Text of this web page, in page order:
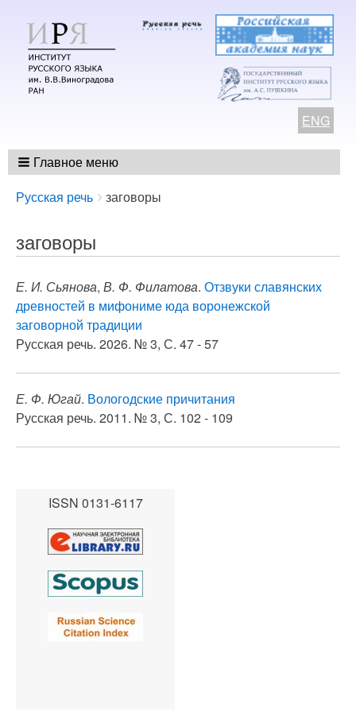
ENG
Главное меню
Breadcrumbs
You
here:
Русская речь заговоры
заговоры
Е. И. Сьянова, В. Ф. Филатова. Отзвуки славянских
древностей в мифониме юда воронежской
заговорной традиции
Русская речь. 2026. № 3, С. 47 - 57
Е. Ф. Югай. Вологодские причитания
Русская речь. 2011. № 3, С. 102 - 109
ISSN 0131-6117